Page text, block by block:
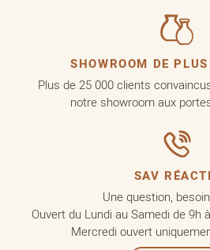
SHOWROOM DE
Plus de 25 000 clients
notre showroom aux
SAV
Une question,
Ouvert du Lundi au Samedi de 9h
Mercredi ouvert